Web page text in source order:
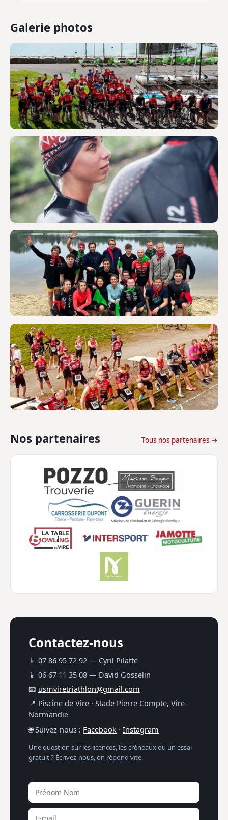
Galerie photos
Nos partenaires Tous nos partenaires →
Contactez-nous
📱 07 86 95 72 92 — Cyril Pilatte
📱 06 67 11 35 08 — David Gosselin
📧 usmviretriathlon@gmail.com
📍 Piscine de Vire · Stade Pierre Compte, Vire-
Normandie
🌐 Suivez-nous : Facebook · Instagram
Une question sur les licences, les créneaux ou un essai
gratuit ? Écrivez-nous, on répond vite.